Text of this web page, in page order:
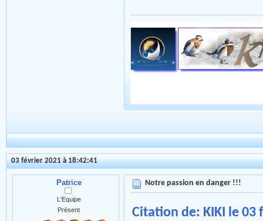
03 février 2021 à 18:42:41
Patrice
L'Equipe
Présent
Notre passion en danger !!!
Citation de: KIKI le 03